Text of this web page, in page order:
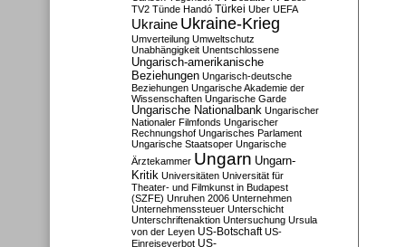
TV2 Tünde Handó Türkei Uber UEFA
Ukraine Ukraine-Krieg
Umverteilung Umweltschutz
Unabhängigkeit Unentschlossene
Ungarisch-amerikanische
Beziehungen Ungarisch-deutsche
Beziehungen Ungarische Akademie der
Wissenschaften Ungarische Garde
Ungarische Nationalbank Ungarischer
Nationaler Filmfonds Ungarischer
Rechnungshof Ungarisches Parlament
Ungarische Staatsoper Ungarische
Ärztekammer Ungarn Ungarn-
Kritik Universitäten Universität für
Theater- und Filmkunst in Budapest
(SZFE) Unruhen 2006 Unternehmen
Unternehmenssteuer Unterschicht
Unterschriftenaktion Untersuchung Ursula
von der Leyen US-Botschaft US-
Einreiseverbot US-